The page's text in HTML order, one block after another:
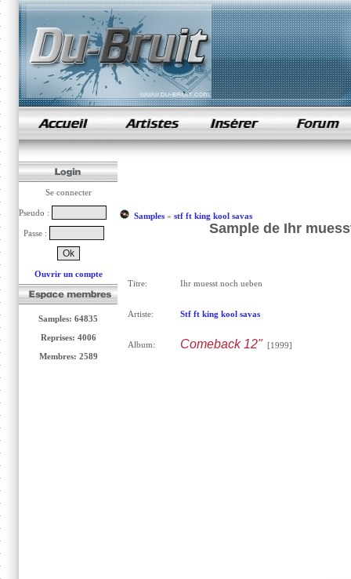
samples de rap
Se connecter
Pseudo :
Passe :
Ouvrir un compte
Samples: 64835
Reprises: 4006
Membres: 2589
Samples» stf ft king kool savas
Sample de Ihr
Titre: Ihr muesst noch ueben
Artiste: Stf ft king kool savas
Album: Comeback 12" [1999]